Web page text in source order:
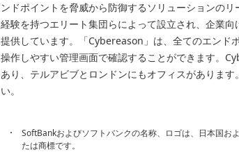
ンドポイントを脅威から防御するソリューションの
経験を持つエリート集団らによって設立され、企業
提供しています。「Cybereason」は、全てのエンド
操作しやすい管理画面で確認することができます。
あり、テルアビブとロンドンにもオフィスがありま
い。
SoftBankおよびソフトバンクの名称、ロゴは、日本国お
たは商標です。